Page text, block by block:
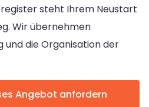
steht Ihrem Neustart
Wir übernehmen
und die Organisation der
Angebot anfordern